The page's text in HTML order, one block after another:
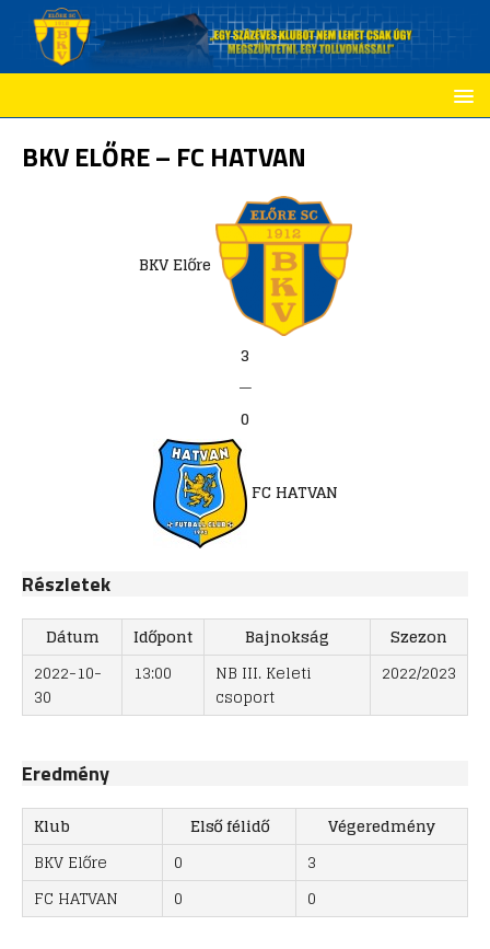
BKV ELŐRE – FC HATVAN
BKV Előre
3
—
0
FC HATVAN
Részletek
Dátum Időpont Bajnokság
Szezon
2022-10-
30
13:00
NB III. Keleti
csoport
2022/2023
Eredmény
Klub Első félidő
Végeredmény
BKV Előre
0
3
FC HATVAN
0 0